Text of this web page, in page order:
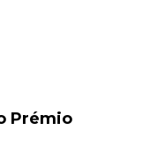
Prémio